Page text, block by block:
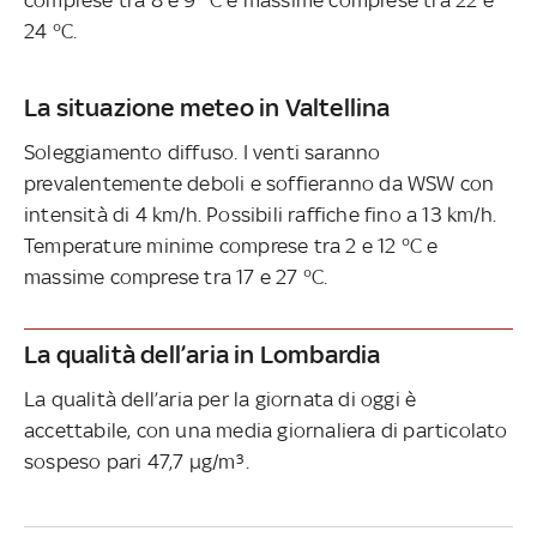
24 °C.
La situazione meteo in Valtellina
Soleggiamento diffuso. I venti saranno
prevalentemente deboli e soffieranno da WSW con
intensità di 4 km/h. Possibili raffiche fino a 13 km/h.
Temperature minime comprese tra 2 e 12 °C e
massime comprese tra 17 e 27 °C.
La qualità dell’aria in Lombardia
La qualità dell’aria per la giornata di oggi è
accettabile, con una media giornaliera di particolato
sospeso pari 47,7 µg/m³.